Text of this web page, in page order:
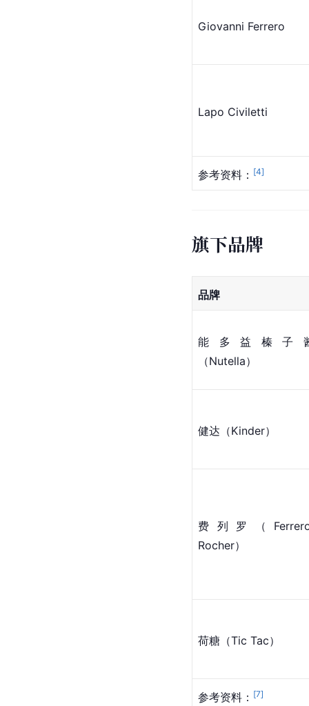
Giovanni Ferrero
Lapo Civiletti
参考资料： [4]
旗下品牌
品牌
能多益榛子
（Nutella）
健达（Kinder）
费列罗（
Rocher）
荷糖（Tic Tac）
参考资料： [7]